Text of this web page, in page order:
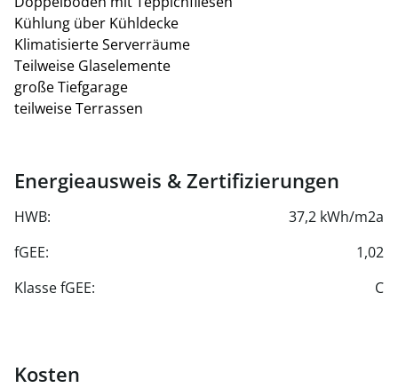
Verfügung.
Kühlung über Kühldecke
Klimatisierte Serverräume
Teilweise Glaselemente
große Tiefgarage
teilweise Terrassen
Energieausweis & Zertifizierungen
HWB:
37,2 kWh/m2a
fGEE:
1,02
Klasse fGEE:
C
Kosten